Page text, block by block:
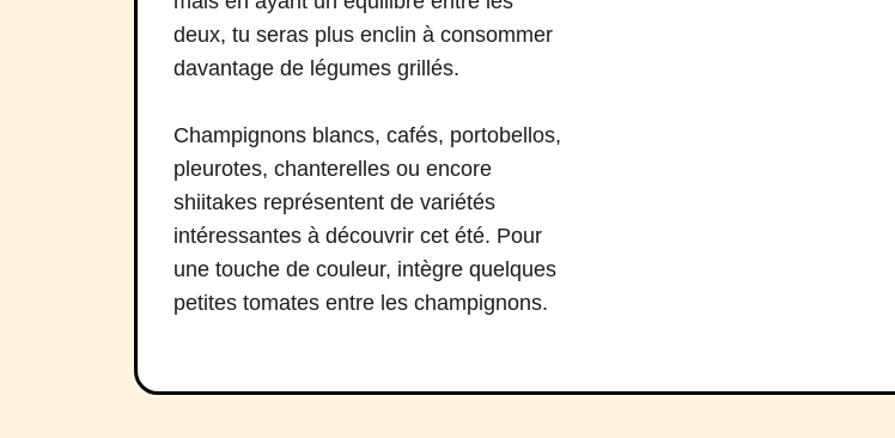
deux, tu seras plus enclin à consommer
davantage de légumes grillés.
Champignons blancs, cafés, portobellos,
pleurotes, chanterelles ou encore
shiitakes représentent de variétés
intéressantes à découvrir cet été. Pour
une touche de couleur, intègre quelques
petites tomates entre les champignons.